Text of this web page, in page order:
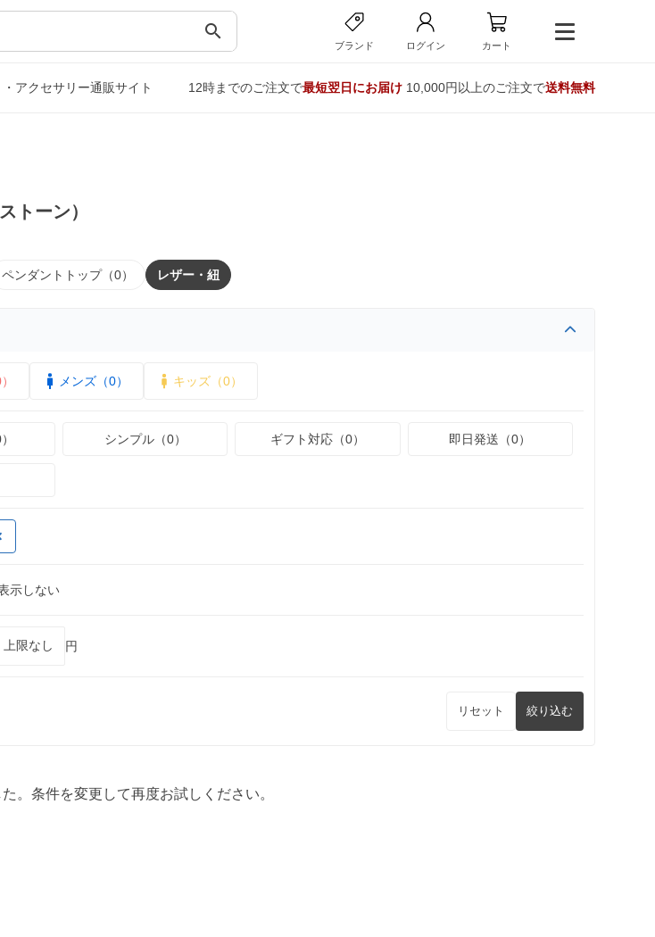
search
ブランド ログイン カート
アクセサリー通販サイト 12時までのご注文で最短翌日にお届け10,000円以上のご注文で送料無料
トーン）
ペンダントトップ（0） レザー・紐
メンズ（0） キッズ（0）
シンプル（0） ギフト対応（0） 即日発送（0）
示しない
円
リセット 絞り込む
。条件を変更して再度お試しください。